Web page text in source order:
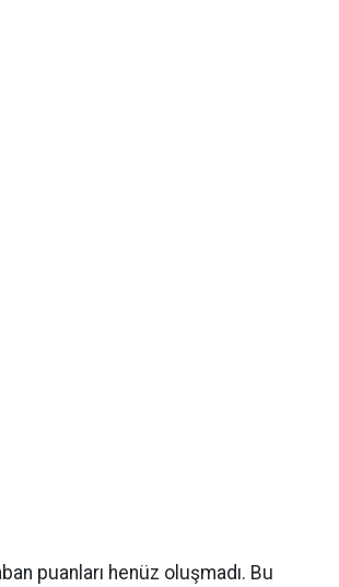
puanları henüz oluşmadı. Bu